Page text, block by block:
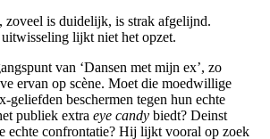
zoveel is duidelijk, is strak afgelijnd.
uitwisseling lijkt niet het opzet.
van ‘Dansen met mijn ex’, zo
ervan op scène. Moet die moedwillige
geliefden beschermen tegen hun echte
publiek extra eye candy biedt? Deinst
echte confrontatie? Hij lijkt vooral op zoek